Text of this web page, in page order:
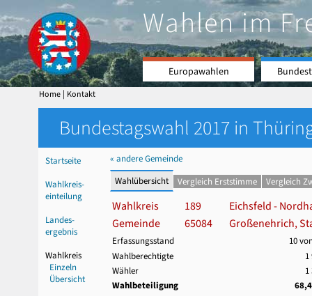
Wahlen im
Europawahlen
Home | Kontakt
Bundestagswahl 2017 in
Startseite
Wahlkreis-
einteilung
Landes-
ergebnis
Wahlkreis
Einzeln
Übersicht
« andere Gemeinde
Wahlübersicht
Vergleich Erststimme Vergleich
Wahlkreis 189
Eichsfeld -
Gemeinde
65084 Großenehrich,
Erfassungsstand
10
Wahlberechtigte
1
Wähler
1
Wahlbeteiligung